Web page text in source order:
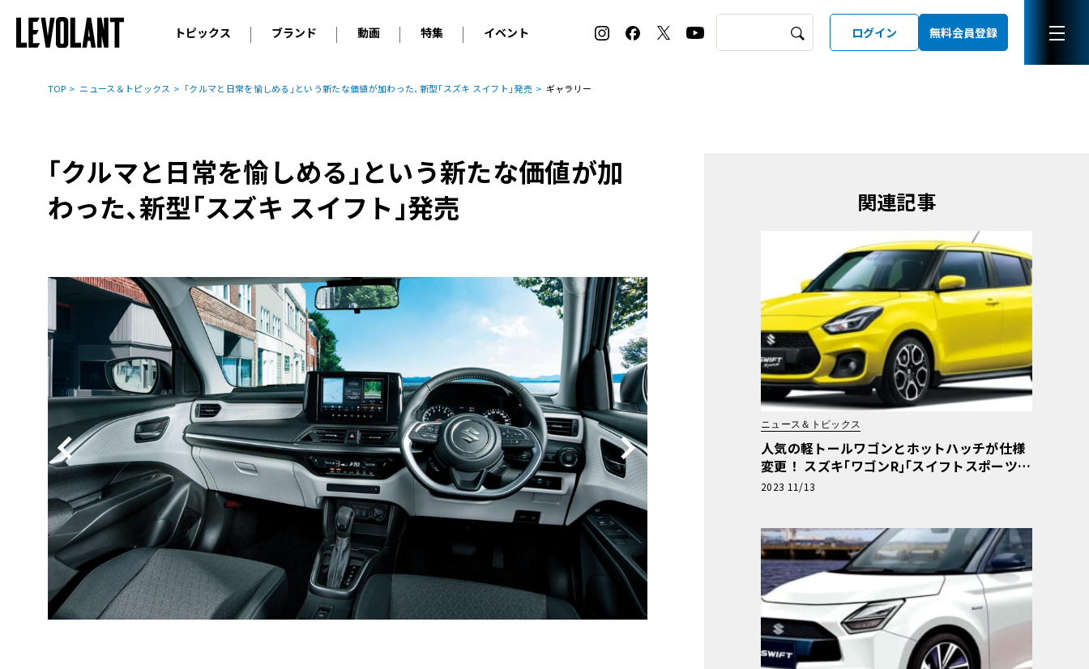
トピックス
ニュース
コラム
ブランド
輸入車 アウディ BMW
アルピナ
プジョー
ルノー
アバルト
アルファ・ロメオ
フェラーリ
フィアット
ランボルギーニ
マセラティ
MINI
ロールス・ロイス
ボルボ
キャデラック
シボレー
ジープ
ヒョンデ
BYD
その他
国産車 レクサス トヨタ
日産
ホンダ
スバル
マツダ
三菱
ダイハツ
スズキ
光岡
その他
動画
オリジナル動画
特集
2026 サマータイヤ＆ホイール バイヤーズガイド
ホイールカタログ
タイヤ特集
イベント
ル・ボラン カーズ・ミート2026横浜
EV:LIFE KOBE 2025
ル・ボラン カーズ・ミート2025横浜
ログイン 無料会員登録
TOP ニュース＆トピックス ｢クルマと日常を愉しめる｣という新たな価値が加わった､新型｢スズキ スイフト｣発売 ギャラリー
｢クルマと日常を愉しめる｣という新たな価値が加
わった､新型｢スズキ スイフト｣発売
関連記事
ニュース＆トピックス
人気の軽トールワゴンとホットハッチが仕様
変更！ スズキ｢ワゴンR｣｢スイフトスポーツ｣
を一部仕様変更して発売
2023 11/13